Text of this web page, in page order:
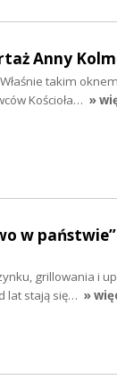
Anny
takim
Kościoła… »
w
grillowania i
lat stają się… »